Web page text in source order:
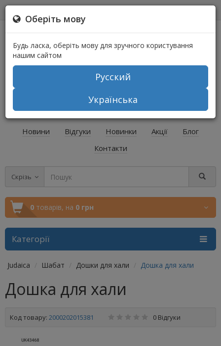
+38 (067) 541-64-04
+38 (073) 541-64-04
Новини Відгуки Новинки Акції
Блог
Контакти
Скрізь
0 товарів, на 0 грн
Категорії
Оберіть мову
Будь ласка, оберіть мову для зручного користування
нашим сайтом
Русский
Українська
Judaica Шабат Дошки для хали Дошка для хали
Дошка для хали
Код товару: 2000202015381 0 Відгуки